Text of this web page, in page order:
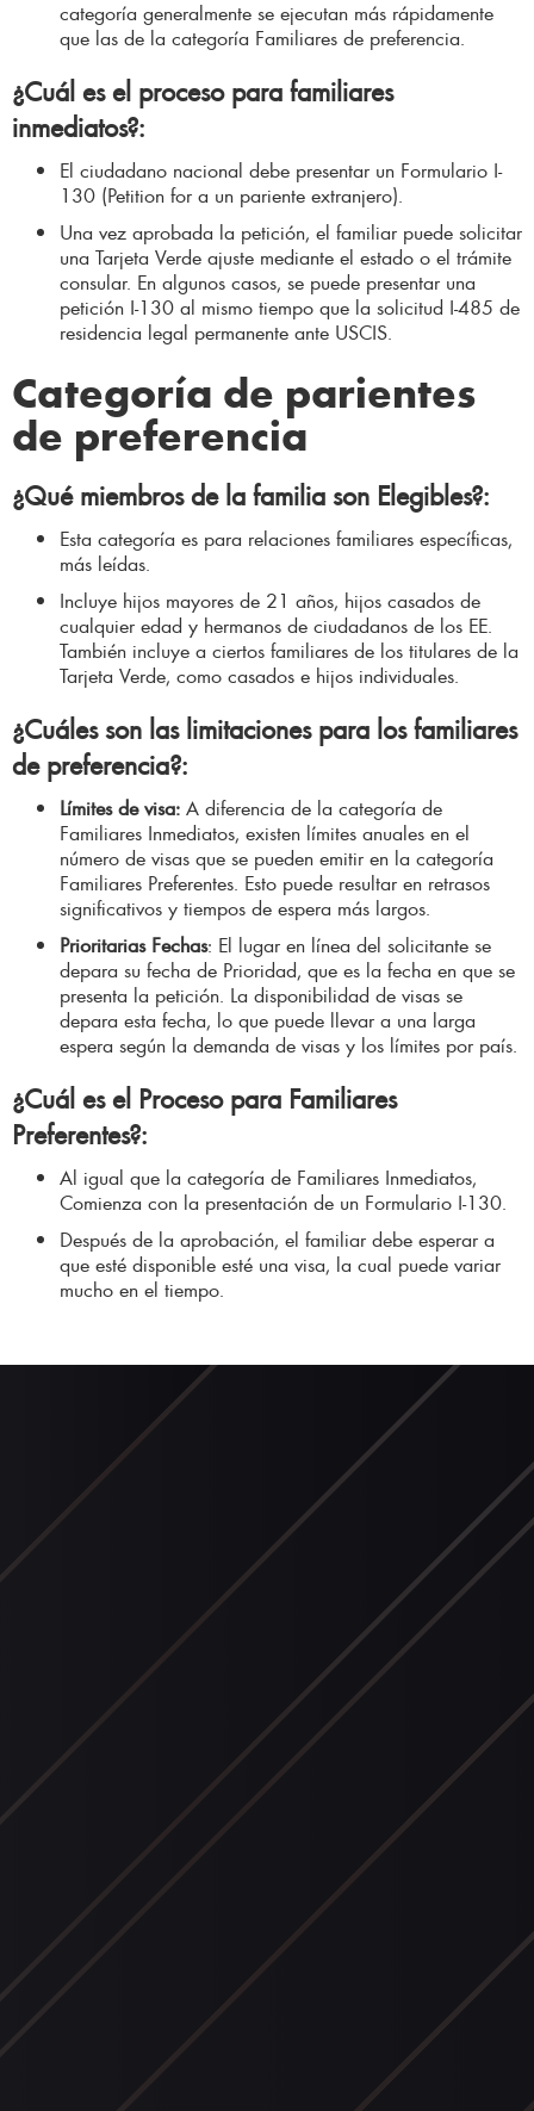
categoría generalmente se ejecutan más rápidamente
que las de la categoría Familiares de preferencia.
¿Cuál es el proceso para familiares
inmediatos?:
El ciudadano nacional debe presentar un Formulario I-
130 (Petition for a un pariente extranjero).
Una vez aprobada la petición, el familiar puede solicitar
una Tarjeta Verde ajuste mediante el estado o el trámite
consular. En algunos casos, se puede presentar una
petición I-130 al mismo tiempo que la solicitud I-485 de
residencia legal permanente ante USCIS.
Categoría de parientes
de preferencia
¿Qué miembros de la familia son Elegibles?:
Esta categoría es para relaciones familiares específicas,
más leídas.
Incluye hijos mayores de 21 años, hijos casados de
cualquier edad y hermanos de ciudadanos de los EE.
También incluye a ciertos familiares de los titulares de la
Tarjeta Verde, como casados e hijos individuales.
¿Cuáles son las limitaciones para los familiares
de preferencia?:
Límites de visa: A diferencia de la categoría de
Familiares Inmediatos, existen límites anuales en el
número de visas que se pueden emitir en la categoría
Familiares Preferentes. Esto puede resultar en retrasos
significativos y tiempos de espera más largos.
Prioritarias Fechas: El lugar en línea del solicitante se
depara su fecha de Prioridad, que es la fecha en que se
presenta la petición. La disponibilidad de visas se
depara esta fecha, lo que puede llevar a una larga
espera según la demanda de visas y los límites por país.
¿Cuál es el Proceso para Familiares
Preferentes?:
Al igual que la categoría de Familiares Inmediatos,
Comienza con la presentación de un Formulario I-130.
Después de la aprobación, el familiar debe esperar a
que esté disponible esté una visa, la cual puede variar
mucho en el tiempo.